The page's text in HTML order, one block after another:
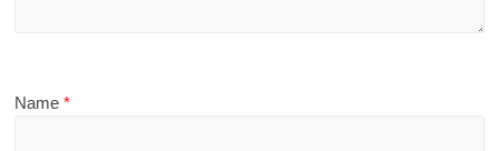
Name*